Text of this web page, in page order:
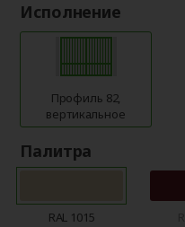
Исполнение
Профиль 82,
вертикальное
Палитра
RAL 1015